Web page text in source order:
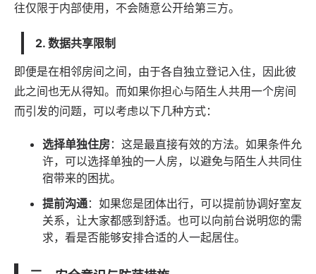
往仅限于内部使用，不会随意公开给第三方。
2. 数据共享限制
即便是在相邻房间之间，由于各自独立登记入住，因此彼
此之间也无从得知。而如果你担心与陌生人共用一个房间
而引发的问题，可以考虑以下几种方式：
选择单独住房：这是最直接有效的方法。如果条件允
许，可以选择单独的一人房，以避免与陌生人共同住
宿带来的困扰。
提前沟通：如果您是团体出行，可以提前协调好室友
关系，让大家都感到舒适。也可以向前台说明您的需
求，看是否能够安排合适的人一起居住。